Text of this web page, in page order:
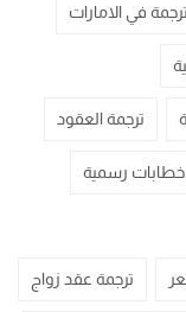
في الامارات
ترجمة العقود
خطابات رسمية
ترجمة عقد زواج